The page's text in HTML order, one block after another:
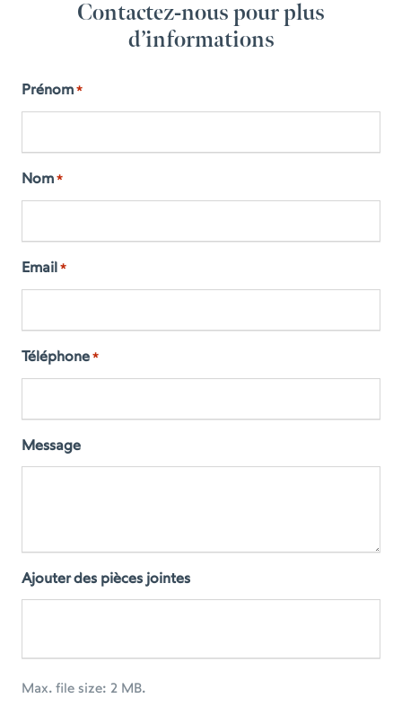
Contactez-nous pour plus
d’informations
Prénom *
Nom *
Email *
Téléphone *
Message
Ajouter des pièces jointes
Max. file size: 2 MB.